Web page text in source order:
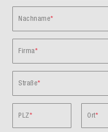
Nachname
Firma
Straße
PLZ Ort